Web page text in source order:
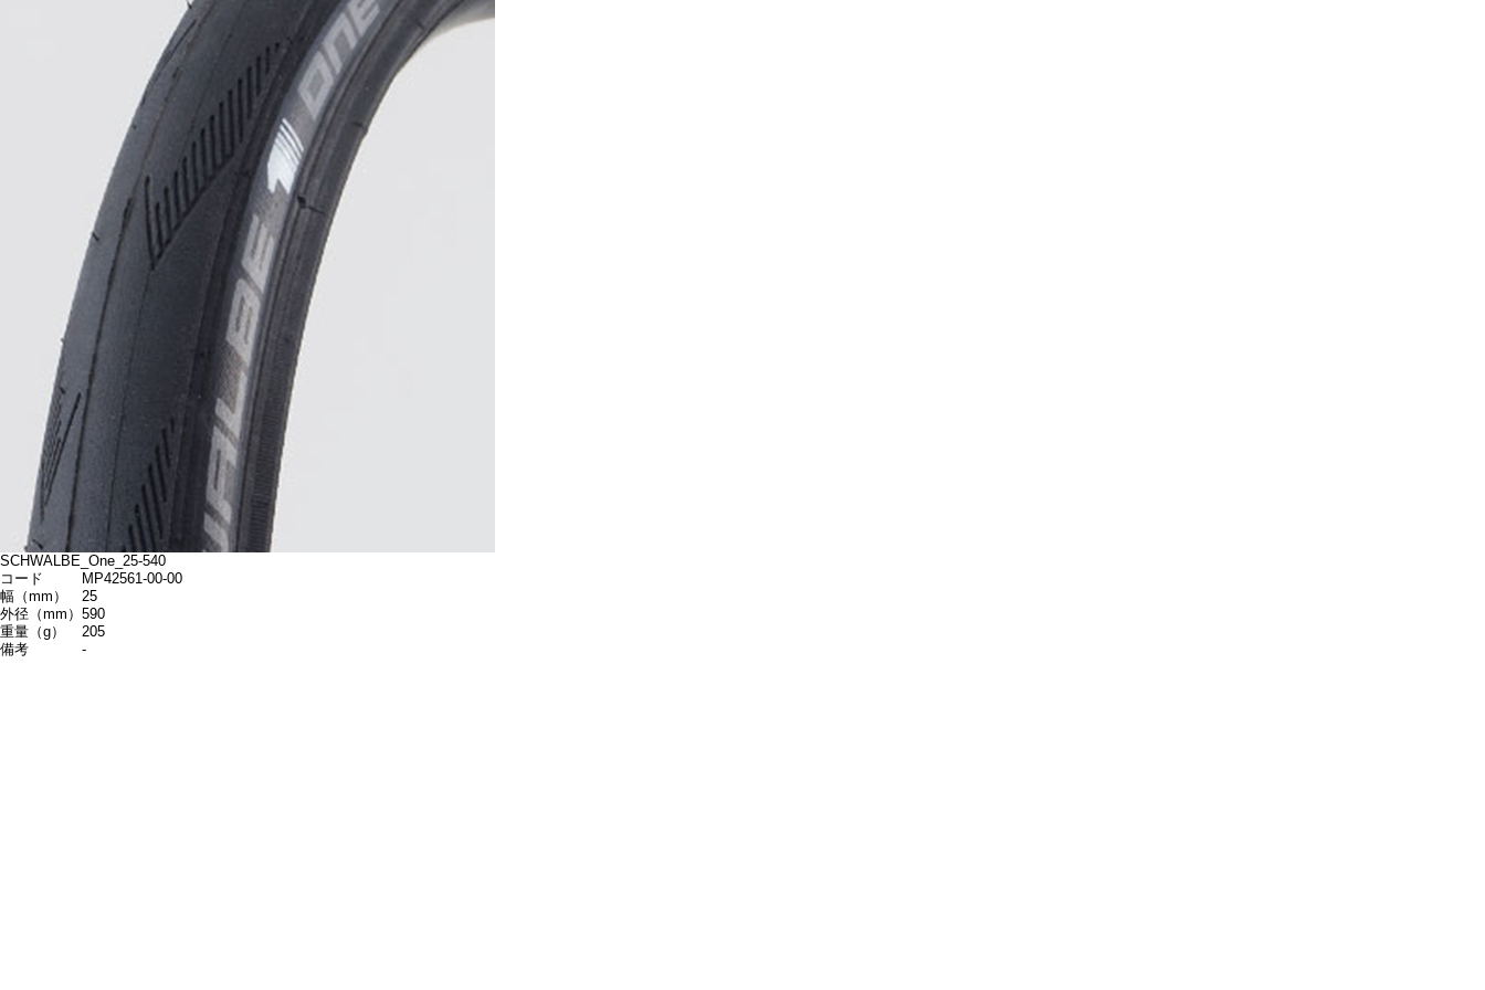
SCHWALBE_One_25-540
コード
MP42561-00-00
幅（mm）
25
外径（mm） 590
重量（g）
205
備考
-